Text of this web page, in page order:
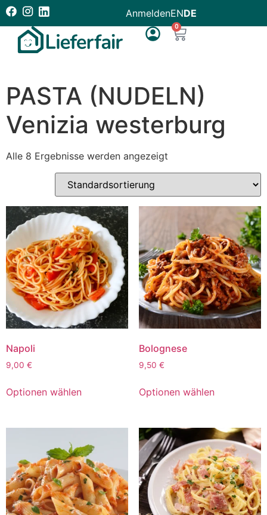
AnmeldenENDE
0
PASTA (NUDELN)
Venizia westerburg
Alle 8 Ergebnisse werden angezeigt
Napoli
9,00 €
Optionen wählen
Bolognese
9,50 €
Optionen wählen